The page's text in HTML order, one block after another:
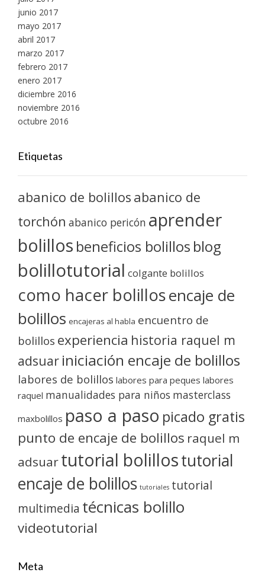
junio 2017
mayo 2017
abril 2017
marzo 2017
febrero 2017
enero 2017
diciembre 2016
noviembre 2016
octubre 2016
Etiquetas
abanico de bolillos abanico de
torchón abanico pericón aprender
bolillos beneficios bolillos blog
bolillotutorial colgante bolillos
como hacer bolillosencaje de
bolillos encajeras al habla encuentro de
bolillos experiencia historia raquel m
adsuar iniciación encaje de bolillos
labores de bolillos labores para peques labores
raquel manualidades para niños masterclass
maxbolillos paso a paso picado gratis
punto de encaje de bolillos raquel m
adsuartutorial bolillostutorial
encaje de bolillos tutoriales tutorial
multimedia técnicas bolillo
videotutorial
Meta